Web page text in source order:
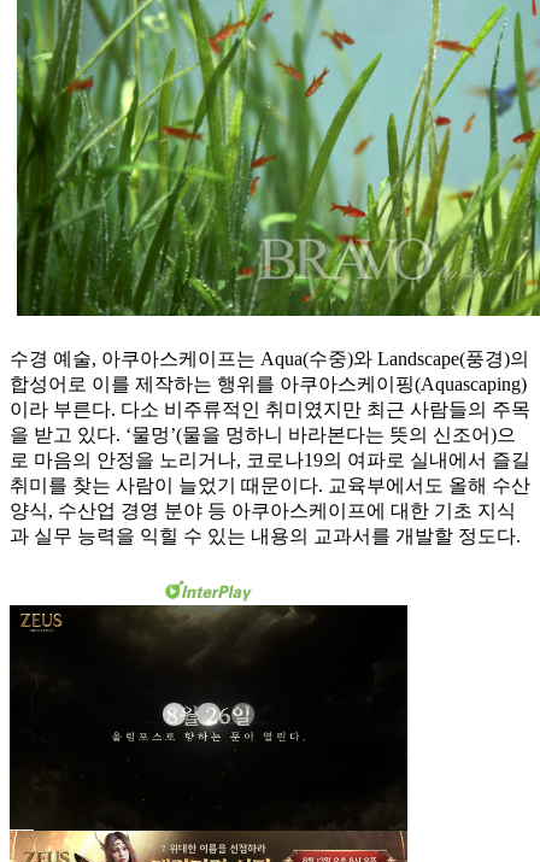
수경 예술, 아쿠아스케이프는 Aqua(수중)와 Landscape(풍경)의
합성어로 이를 제작하는 행위를 아쿠아스케이핑(Aquascaping)
이라 부른다. 다소 비주류적인 취미였지만 최근 사람들의 주목
을 받고 있다. ‘물멍’(물을 멍하니 바라본다는 뜻의 신조어)으
로 마음의 안정을 노리거나, 코로나19의 여파로 실내에서 즐길
취미를 찾는 사람이 늘었기 때문이다. 교육부에서도 올해 수산
양식, 수산업 경영 분야 등 아쿠아스케이프에 대한 기초 지식
과 실무 능력을 익힐 수 있는 내용의 교과서를 개발할 정도다.